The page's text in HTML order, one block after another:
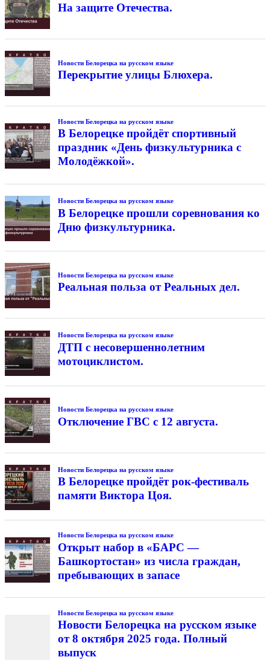
На защите Отечества.
Новости Белорецка на русском языке
Перекрытие улицы Блюхера.
Новости Белорецка на русском языке
В Белорецке пройдёт спортивный
праздник «День физкультурника с
Молодёжкой».
Новости Белорецка на русском языке
В Белорецке прошли соревнования ко
Дню физкультурника.
Новости Белорецка на русском языке
Реальная польза от Реальных дел.
Новости Белорецка на русском языке
ДТП с несовершеннолетним
мотоциклистом.
Новости Белорецка на русском языке
Отключение ГВС с 12 августа.
Новости Белорецка на русском языке
В Белорецке пройдёт рок-фестиваль
памяти Виктора Цоя.
Новости Белорецка на русском языке
Открыт набор в «БАРС —
Башкортостан» из числа граждан,
пребывающих в запасе
Новости Белорецка на русском языке
Новости Белорецка на русском языке
от 8 октября 2025 года. Полный
выпуск